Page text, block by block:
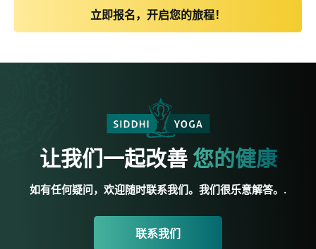
立即报名，开启您的旅程！
让我们一起改善 您的健康
如有任何疑问，欢迎随时联系我们。我们很乐意解答。.
联系我们